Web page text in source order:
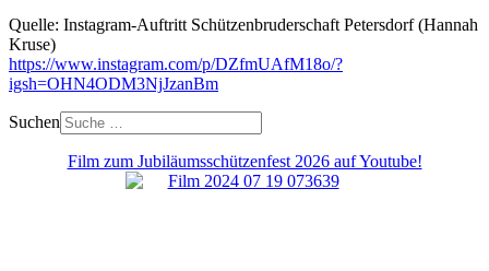
Quelle: Instagram-Auftritt Schützenbruderschaft Petersdorf (Hannah
Kruse)
https://www.instagram.com/p/DZfmUAfM18o/?
igsh=OHN4ODM3NjJzanBm
Suchen
Film zum Jubiläumsschützenfest 2026 auf Youtube!